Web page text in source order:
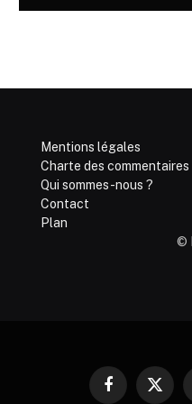
Mentions légales
Charte des commentaires
Qui sommes-nous ?
Contact
Plan
©
Facebook
X